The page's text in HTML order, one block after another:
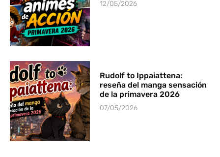
12/05/2026
Rudolf to Ippaiattena:
reseña del manga sensación
de la primavera 2026
07/05/2026